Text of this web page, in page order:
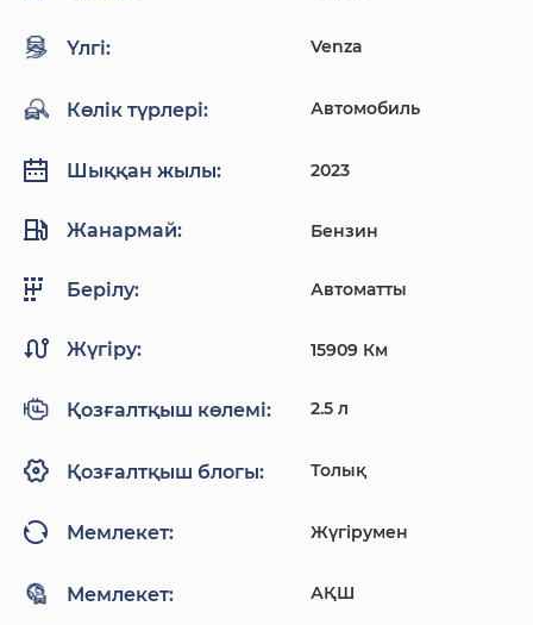
Үлгі: Venza
Көлік түрлері: Автомобиль
Шыққан жылы: 2023
Жанармай: Бензин
Берілу: Автоматты
Жүгіру: 15909 Км
Қозғалтқыш көлемі: 2.5 л
Қозғалтқыш блогы: Толық
Мемлекет: Жүгірумен
Мемлекет: АҚШ